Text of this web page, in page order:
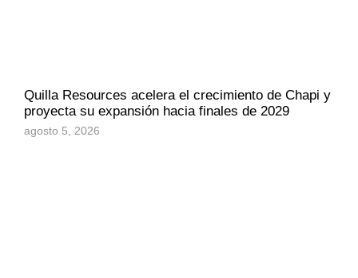
Quilla Resources acelera el crecimiento de Chapi y
proyecta su expansión hacia finales de 2029
agosto 5, 2026